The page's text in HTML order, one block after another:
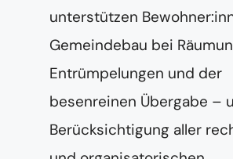
unterstützen
Gemeindebau bei
Entrümpelungen und der
besenreinen Übergabe –
Berücksichtigung aller